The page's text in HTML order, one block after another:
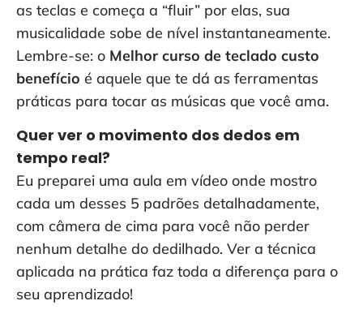
as teclas e começa a “fluir” por elas, sua
musicalidade sobe de nível instantaneamente.
Lembre-se: o Melhor curso de teclado custo
benefício é aquele que te dá as ferramentas
práticas para tocar as músicas que você ama.
Quer ver o movimento dos dedos em
tempo real?
Eu preparei uma aula em vídeo onde mostro
cada um desses 5 padrões detalhadamente,
com câmera de cima para você não perder
nenhum detalhe do dedilhado. Ver a técnica
aplicada na prática faz toda a diferença para o
seu aprendizado!